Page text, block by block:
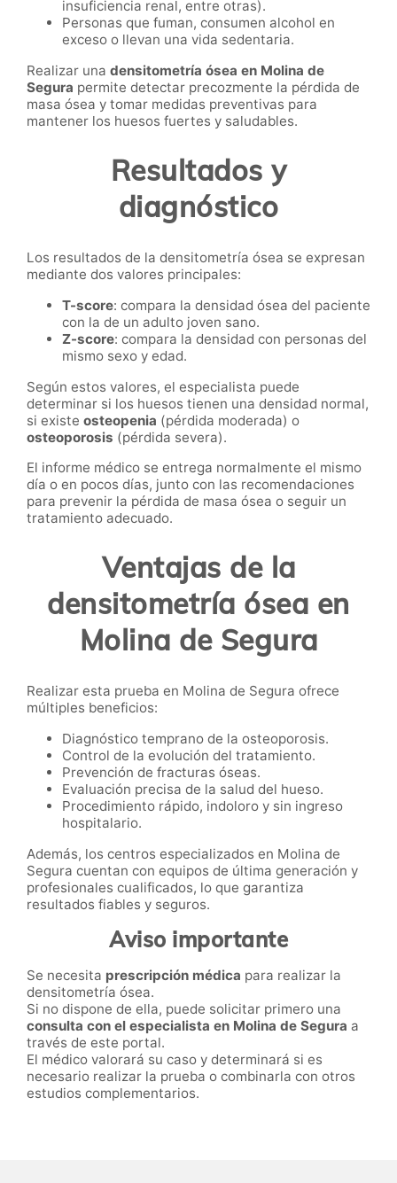
insuficiencia renal, entre otras).
Personas que fuman, consumen alcohol en
exceso o llevan una vida sedentaria.
Realizar una densitometría ósea en Molina de
Segura permite detectar precozmente la pérdida de
masa ósea y tomar medidas preventivas para
mantener los huesos fuertes y saludables.
Resultados y
diagnóstico
Los resultados de la densitometría ósea se expresan
mediante dos valores principales:
T-score: compara la densidad ósea del paciente
con la de un adulto joven sano.
Z-score: compara la densidad con personas del
mismo sexo y edad.
Según estos valores, el especialista puede
determinar si los huesos tienen una densidad normal,
si existe osteopenia (pérdida moderada) o
osteoporosis (pérdida severa).
El informe médico se entrega normalmente el mismo
día o en pocos días, junto con las recomendaciones
para prevenir la pérdida de masa ósea o seguir un
tratamiento adecuado.
Ventajas de la
densitometría ósea en
Molina de Segura
Realizar esta prueba en Molina de Segura ofrece
múltiples beneficios:
Diagnóstico temprano de la osteoporosis.
Control de la evolución del tratamiento.
Prevención de fracturas óseas.
Evaluación precisa de la salud del hueso.
Procedimiento rápido, indoloro y sin ingreso
hospitalario.
Además, los centros especializados en Molina de
Segura cuentan con equipos de última generación y
profesionales cualificados, lo que garantiza
resultados fiables y seguros.
Aviso importante
Se necesita prescripción médica para realizar la
densitometría ósea.
Si no dispone de ella, puede solicitar primero una
consulta con el especialista en Molina de Segura a
través de este portal.
El médico valorará su caso y determinará si es
necesario realizar la prueba o combinarla con otros
estudios complementarios.